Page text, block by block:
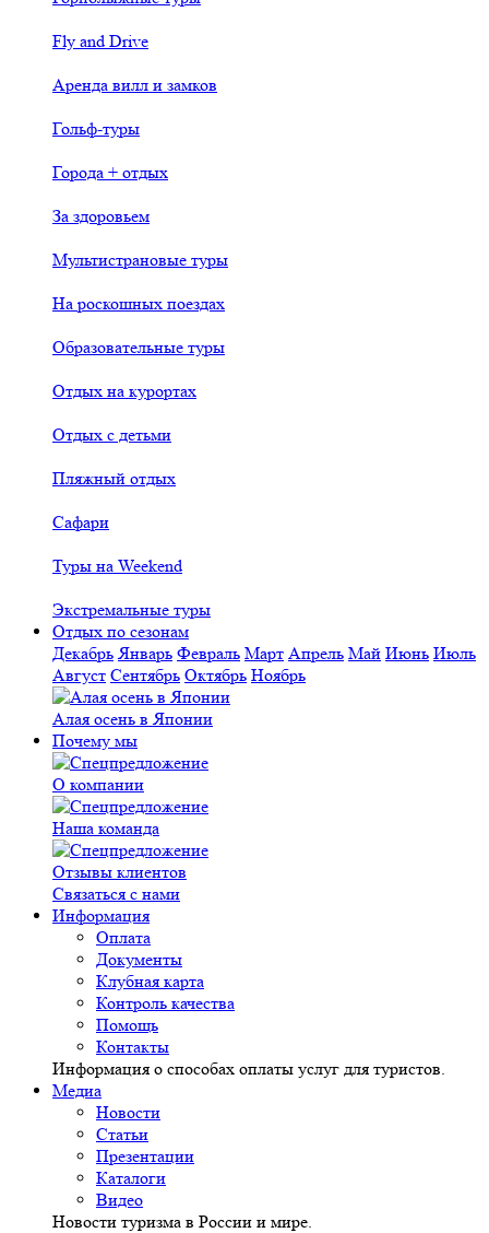
Fly and Drive
Аренда вилл и замков
Гольф-туры
Города + отдых
За здоровьем
Мультистрановые туры
На роскошных поездах
Образовательные туры
Отдых на курортах
Отдых с детьми
Пляжный отдых
Сафари
Туры на Weekend
Экстремальные туры
Отдых по сезонам
Декабрь Январь Февраль Март Апрель Май Июнь Июль
Август Сентябрь Октябрь Ноябрь
Алая осень в Японии
Почему мы
О компании
Наша команда
Отзывы клиентов
Связаться с нами
Информация
Оплата
Документы
Клубная карта
Контроль качества
Помощь
Контакты
Информация о способах оплаты услуг для туристов.
Медиа
Новости
Статьи
Презентации
Каталоги
Видео
Новости туризма в России и мире.